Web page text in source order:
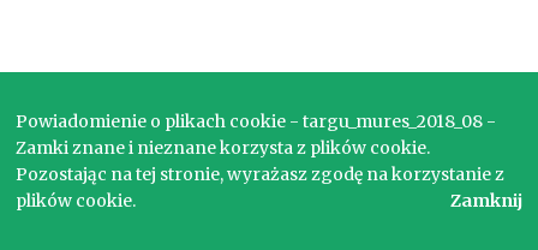
Powiadomienie o plikach cookie - targu_mures_2018_08 -
Zamki znane i nieznane korzysta z plików cookie.
Pozostając na tej stronie, wyrażasz zgodę na korzystanie z
plików cookie.
Zamknij